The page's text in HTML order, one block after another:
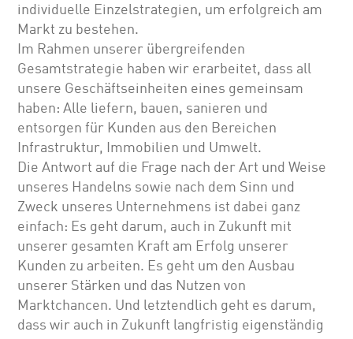
individuelle Einzelstrategien, um erfolgreich am
Markt zu bestehen.
Im Rahmen unserer übergreifenden
Gesamtstrategie haben wir erarbeitet, dass all
unsere Geschäftseinheiten eines gemeinsam
haben: Alle liefern, bauen, sanieren und
entsorgen für Kunden aus den Bereichen
Infrastruktur, Immobilien und Umwelt.
Die Antwort auf die Frage nach der Art und Weise
unseres Handelns sowie nach dem Sinn und
Zweck unseres Unternehmens ist dabei ganz
einfach: Es geht darum, auch in Zukunft mit
unserer gesamten Kraft am Erfolg unserer
Kunden zu arbeiten. Es geht um den Ausbau
unserer Stärken und das Nutzen von
Marktchancen. Und letztendlich geht es darum,
dass wir auch in Zukunft langfristig eigenständig